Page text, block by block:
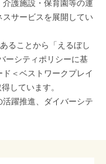
護施設・保育園等の運
サービスを展開してい
ることから「えるぼし
ーシティポリシーに基
＜ベストワークプレイ
しています。
躍推進、ダイバーシテ